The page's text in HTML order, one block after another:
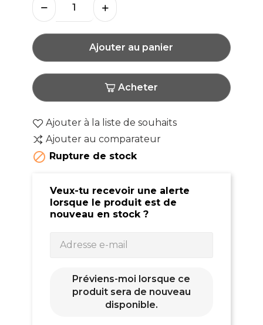
Ajouter au panier
Acheter
Ajouter à la liste de souhaits
Ajouter au comparateur
 Rupture de stock
Veux-tu recevoir une alerte
lorsque le produit est de
nouveau en stock ?
Préviens-moi lorsque ce
produit sera de nouveau
disponible.